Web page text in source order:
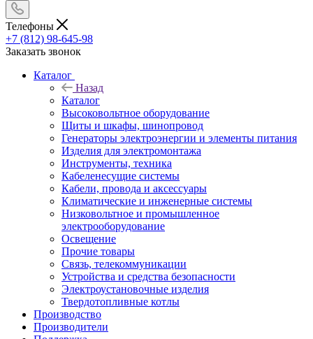
Телефоны
+7 (812) 98-645-98
Заказать звонок
Каталог
Назад
Каталог
Высоковольтное оборудование
Щиты и шкафы, шинопровод
Генераторы электроэнергии и элементы питания
Изделия для электромонтажа
Инструменты, техника
Кабеленесущие системы
Кабели, провода и аксессуары
Климатические и инженерные системы
Низковольтное и промышленное
электрооборудование
Освещение
Прочие товары
Связь, телекоммуникации
Устройства и средства безопасности
Электроустановочные изделия
Твердотопливные котлы
Производство
Производители